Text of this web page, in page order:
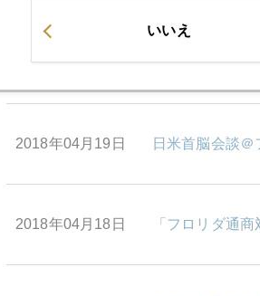
2018年04月20日 いよいよ政権交
2018年04月19日 日米首脳会談＠
2018年04月18日 「フロリダ通
いいえ